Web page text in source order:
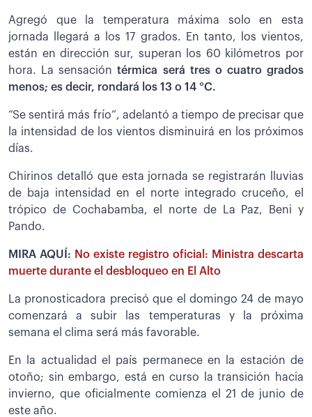
Agregó que la temperatura máxima solo en esta
jornada llegará a los 17 grados. En tanto, los vientos,
están en dirección sur, superan los 60 kilómetros por
hora. La sensacióntérmica será tres o cuatro grados
menos; es decir, rondará los 13 o 14 °C.
“Se sentirá más frío”, adelantó a tiempo de precisar que
la intensidad de los vientos disminuirá en los próximos
días.
Chirinos detalló que esta jornada se registrarán lluvias
de baja intensidad en el norte integrado cruceño, el
trópico de Cochabamba, el norte de La Paz, Beni y
Pando.
MIRA AQUÍ: No existe registro oficial: Ministra descarta
muerte durante el desbloqueo en El Alto
La pronosticadora precisó que el domingo 24 de mayo
comenzará a subir las temperaturas y la próxima
semana el clima será más favorable.
En la actualidad el país permanece en la estación de
otoño; sin embargo, está en curso la transición hacia
invierno, que oficialmente comienza el 21 de junio de
este año.